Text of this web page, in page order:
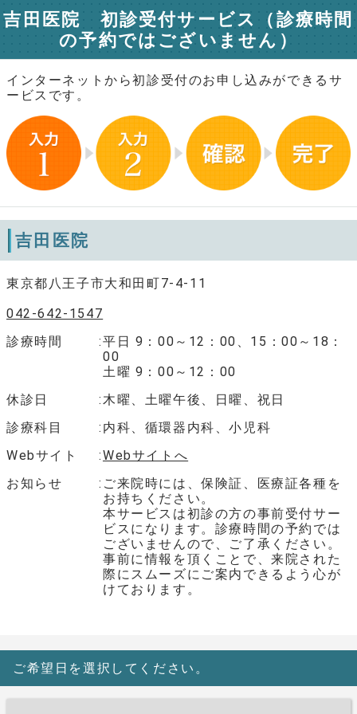
吉田医院 初診受付サービス（診療時間
の予約ではございません）
インターネットから初診受付のお申し込みができるサ
ービスです。
吉田医院
東京都八王子市大和田町7-4-11
042-642-1547
診療時間
平日 9：00～12：00、15：00～18：
00
土曜 9：00～12：00
休診日
木曜、土曜午後、日曜、祝日
診療科目
内科、循環器内科、小児科
Webサイト
Webサイトへ
お知らせ
ご来院時には、保険証、医療証各種を
お持ちください。
本サービスは初診の方の事前受付サー
ビスになります。診療時間の予約では
ございませんので、ご了承ください。
事前に情報を頂くことで、来院された
際にスムーズにご案内できるよう心が
けております。
ご希望日を選択してください。